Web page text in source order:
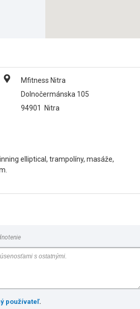
Mfitness Nitra
Dolnočermánska 105
94901
Nitra
elliptical, trampolíny, masáže,
používateľ.